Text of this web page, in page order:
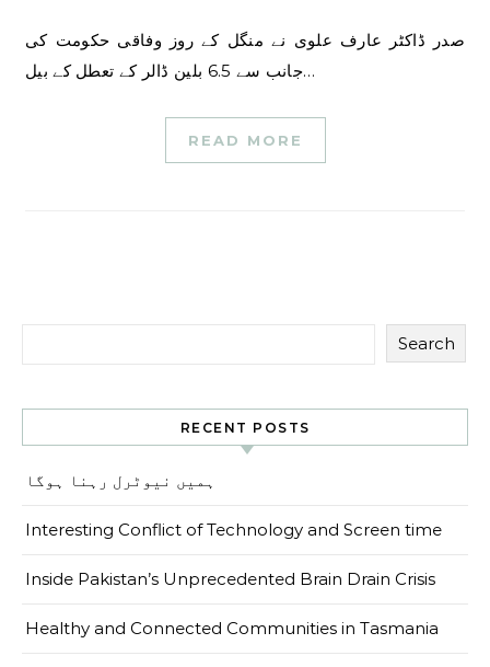
صدر ڈاکٹر عارف علوی نے منگل کے روز وفاقی حکومت کی
جانب سے 6.5 بلین ڈالر کے تعطل کے بیل…
READ MORE
Search
RECENT POSTS
ہمیں نیوٹرل رہنا ہوگا
Interesting Conflict of Technology and Screen time
Inside Pakistan’s Unprecedented Brain Drain Crisis
Healthy and Connected Communities in Tasmania